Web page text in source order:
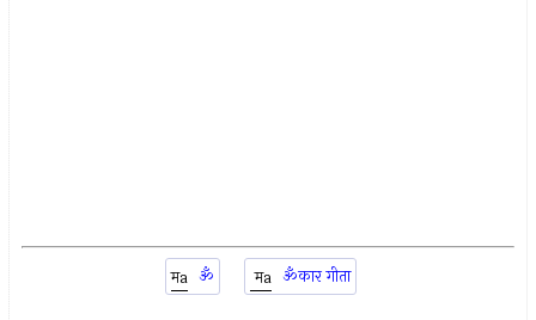
ॐ ॐकार गीता